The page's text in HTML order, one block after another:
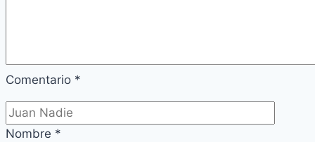
Comentario *
Nombre *